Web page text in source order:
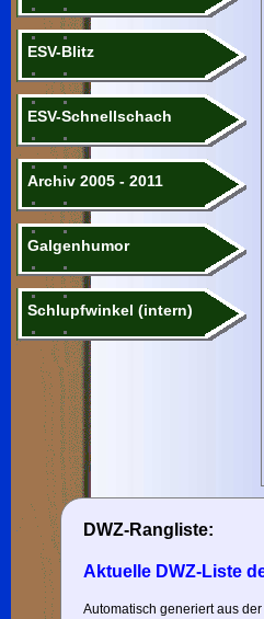
ESV-Blitz
ESV-Schnellschach
Archiv 2005 - 2011
Galgenhumor
Schlupfwinkel (intern)
DWZ-Rangliste:
Aktuelle DWZ-Liste
Automatisch generiert aus